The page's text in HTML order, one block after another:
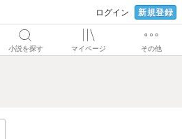
ログイン 新規登録
小説を探す マイページ その他